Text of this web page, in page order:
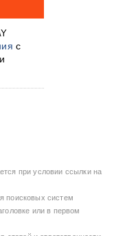
с
при условии ссылки на
поисковых систем
или в первом